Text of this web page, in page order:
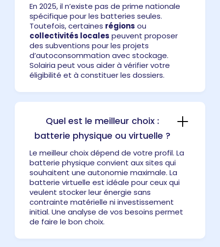
En 2025, il n’existe pas de prime nationale
spécifique pour les batteries seules.
Toutefois, certaines régions ou
collectivités locales peuvent proposer
des subventions pour les projets
d’autoconsommation avec stockage.
Solairia peut vous aider à vérifier votre
éligibilité et à constituer les dossiers.
Quel est le meilleur choix :
batterie physique ou virtuelle ?
Le meilleur choix dépend de votre profil. La
batterie physique convient aux sites qui
souhaitent une autonomie maximale. La
batterie virtuelle est idéale pour ceux qui
veulent stocker leur énergie sans
contrainte matérielle ni investissement
initial. Une analyse de vos besoins permet
de faire le bon choix.